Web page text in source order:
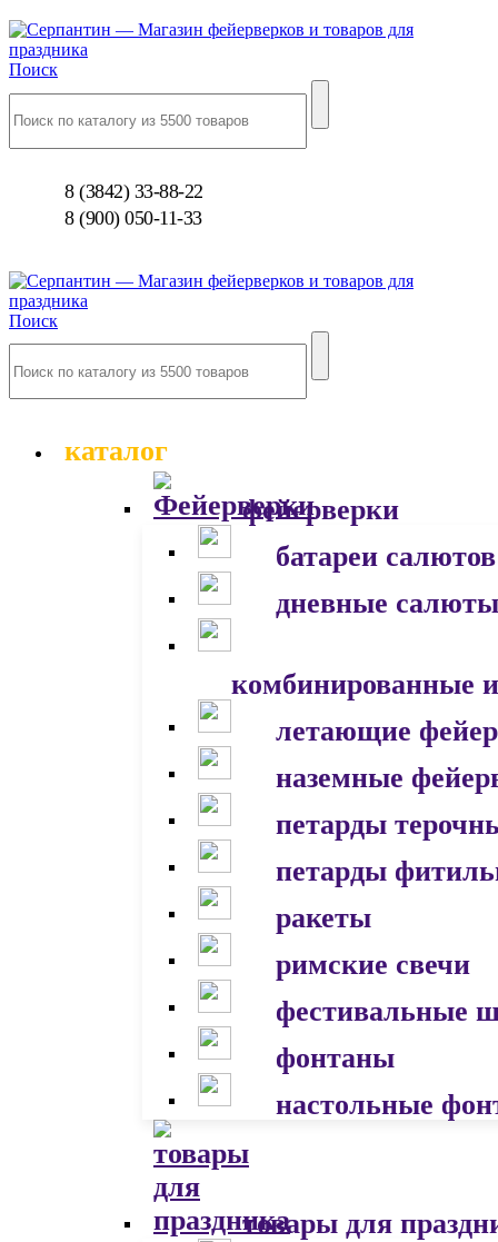
Поиск
8 (3842) 33-88-22
8 (900) 050-11-33
Поиск
каталог
фейерверки
батареи салютов
дневные салюты
комбинированные
летающие
наземные
петарды
петарды
ракеты
римские свечи
фестивальные
фонтаны
настольные
товары для